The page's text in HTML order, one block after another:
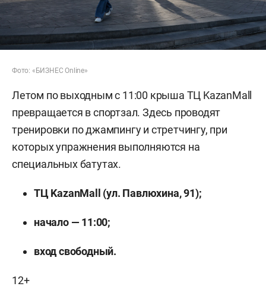
Фото: «БИЗНЕС Online»
Летом по выходным с 11:00 крыша ТЦ KazanMall
превращается в спортзал. Здесь проводят
тренировки по джампингу и стретчингу, при
которых упражнения выполняются на
специальных батутах.
ТЦ KazanMall (ул. Павлюхина, 91);
начало — 11:00;
вход свободный.
12+